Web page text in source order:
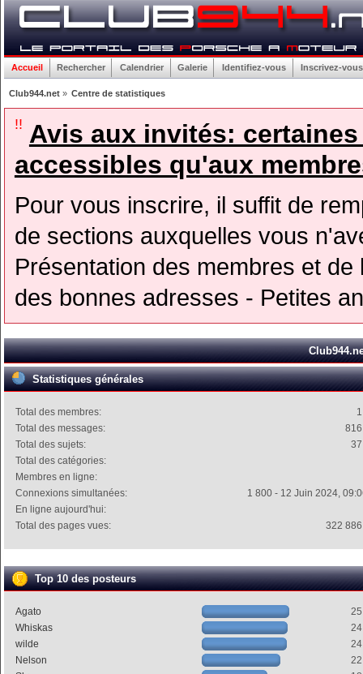
Accueil Rechercher Calendrier Galerie Identifiez-vous Inscrivez-vous
Club944.net» Centre de statistiques
!! Avis aux invités:
accessibles qu'aux
Pour vous inscrire, il suffit de
de sections auxquelles vous
Présentation des membres et
des bonnes adresses - Petites
Statistiques générales
Total des membres:
Total des messages:
Total des sujets:
Total des catégories:
Membres en ligne:
Connexions simultanées:
1 800 - 12 Juin 2024,
En ligne aujourd'hui:
Total des pages vues:
322
Top 10 des posteurs
Agato
Whiskas
wilde
Nelson